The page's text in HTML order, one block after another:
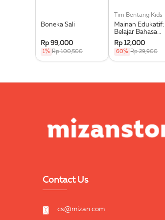
Boneka Sali
Rp 99,000
1% Rp 100,500
Tim Bentang Kids
Mainan Edukatif:
Belajar Bahasa
Inggris 2 In 1 Flash
Card Ring (Buku
Event)
Rp 12,000
60% Rp 29,900
Contact Us
cs@mizan.com